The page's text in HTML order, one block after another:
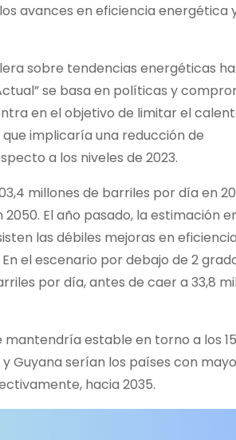
avances en eficiencia energética
sobre tendencias energéticas
se basa en políticas y
en el objetivo de limitar el
implicaría una reducción de
a los niveles de 2023.
millones de barriles por día en
El año pasado, la estimación
las débiles mejoras en
el escenario por debajo de 2
por día, antes de caer a 33,8
estable en torno a los
Guyana serían los países con
hacia 2035.